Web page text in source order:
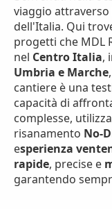
viaggio
dell'Italia. Qui
progetti che MDL
nel Centro Italia,
Umbria e Marche
cantiere è una
capacità di
complesse,
risanamento No-
esperienza
rapide, precise e
garantendo